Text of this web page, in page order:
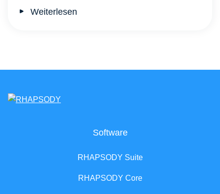
Weiterlesen
Software
RHAPSODY Suite
RHAPSODY Core